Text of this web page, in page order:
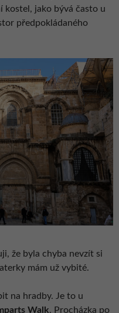
kostel, jako bývá často u
předpokládaného
že byla chyba nevzít si
mám už vybité.
na hradby. Je to u
Walk. Procházka po